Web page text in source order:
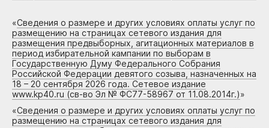
«Сведения о размере и других условиях оплаты услуг по
размещению на страницах сетевого издания для
размещения предвыборных, агитационных материалов в
период избирательной кампании по выборам в
Государственную Думу Федерального Собрания
Российской Федерации девятого созыва, назначенных на
18 – 20 сентября 2026 года. Сетевое издание
www.kp40.ru (св-во Эл № ФС77-58967 от 11.08.2014г.)»
«Сведения о размере и других условиях оплаты услуг по
размещению на страницах сетевого издания для